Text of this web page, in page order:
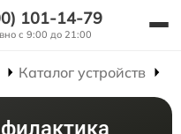
101-14-79
с 9:00 до 21:00
Каталог устройств